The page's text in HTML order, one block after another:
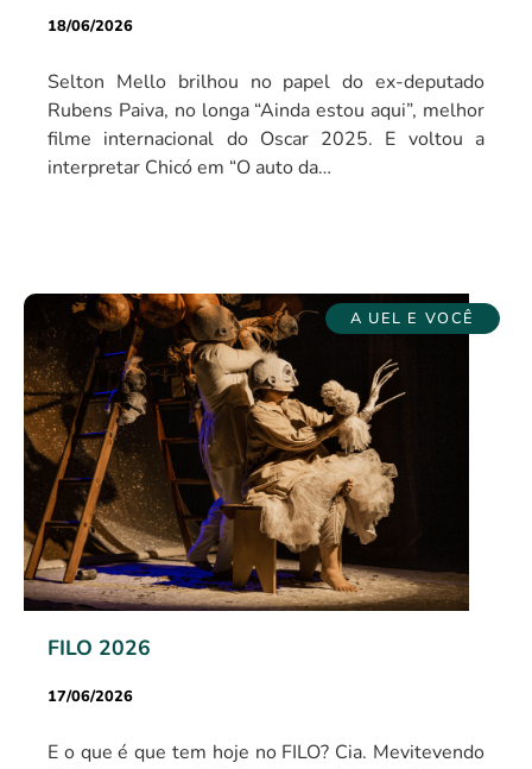
18/06/2026
Selton Mello brilhou no papel do ex-deputado
Rubens Paiva, no longa “Ainda estou aqui”, melhor
filme internacional do Oscar 2025. E voltou a
interpretar Chicó em “O auto da…
A UEL E VOCÊ
FILO 2026
17/06/2026
E o que é que tem hoje no FILO? Cia. Mevitevendo